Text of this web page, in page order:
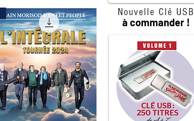
Nouvelle Clé USB
à commander !